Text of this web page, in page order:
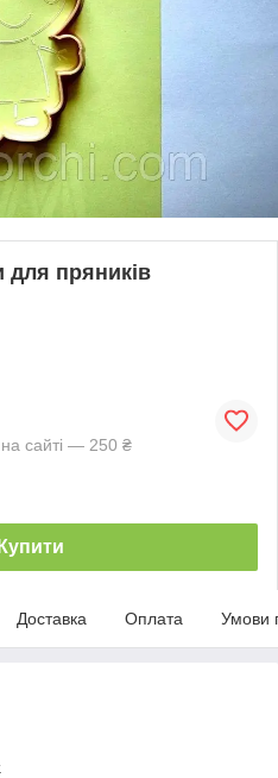
пряників
сайті — 250 ₴
Купити
Доставка Оплата Умови